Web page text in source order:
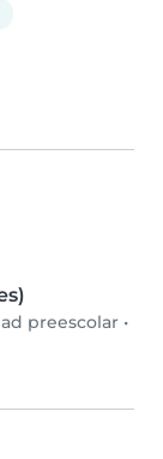
preescolar •